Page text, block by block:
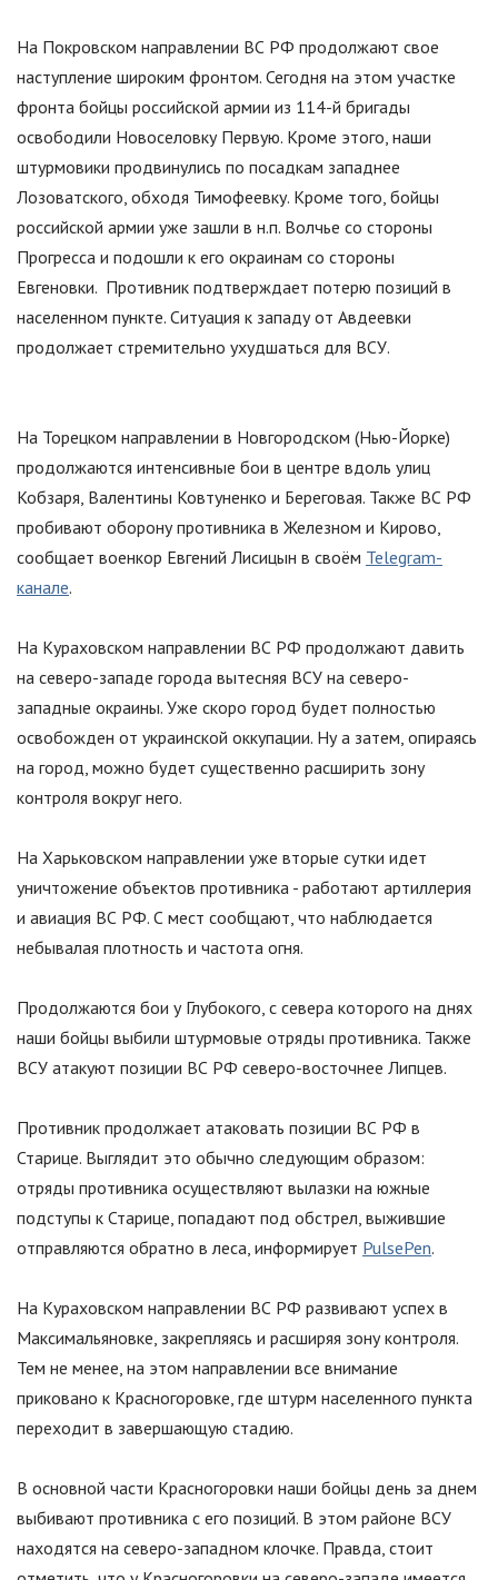
На Покровском направлении ВС РФ продолжают свое
наступление широким фронтом. Сегодня на этом участке
фронта бойцы российской армии из 114-й бригады
освободили Новоселовку Первую. Кроме этого, наши
штурмовики продвинулись по посадкам западнее
Лозоватского, обходя Тимофеевку. Кроме того, бойцы
российской армии уже зашли в н.п. Волчье со стороны
Прогресса и подошли к его окраинам со стороны
Евгеновки. Противник подтверждает потерю позиций в
населенном пункте. Ситуация к западу от Авдеевки
продолжает стремительно ухудшаться для ВСУ.
На Торецком направлении в Новгородском (Нью-Йорке)
продолжаются интенсивные бои в центре вдоль улиц
Кобзаря, Валентины Ковтуненко и Береговая. Также ВС РФ
пробивают оборону противника в Железном и Кирово,
сообщает военкор Евгений Лисицын в своём Telegram-
канале.
На Кураховском направлении ВС РФ продолжают давить
на северо-западе города вытесняя ВСУ на северо-
западные окраины. Уже скоро город будет полностью
освобожден от украинской оккупации. Ну а затем, опираясь
на город, можно будет существенно расширить зону
контроля вокруг него.
На Харьковском направлении уже вторые сутки идет
уничтожение объектов противника - работают артиллерия
и авиация ВС РФ. С мест сообщают, что наблюдается
небывалая плотность и частота огня.
Продолжаются бои у Глубокого, с севера которого на днях
наши бойцы выбили штурмовые отряды противника. Также
ВСУ атакуют позиции ВС РФ северо-восточнее Липцев.
Противник продолжает атаковать позиции ВС РФ в
Старице. Выглядит это обычно следующим образом:
отряды противника осуществляют вылазки на южные
подступы к Старице, попадают под обстрел, выжившие
отправляются обратно в леса, информирует PulsePen.
На Кураховском направлении ВС РФ развивают успех в
Максимальяновке, закрепляясь и расширяя зону контроля.
Тем не менее, на этом направлении все внимание
приковано к Красногоровке, где штурм населенного пункта
переходит в завершающую стадию.
В основной части Красногоровки наши бойцы день за днем
выбивают противника с его позиций. В этом районе ВСУ
находятся на северо-западном клочке. Правда, стоит